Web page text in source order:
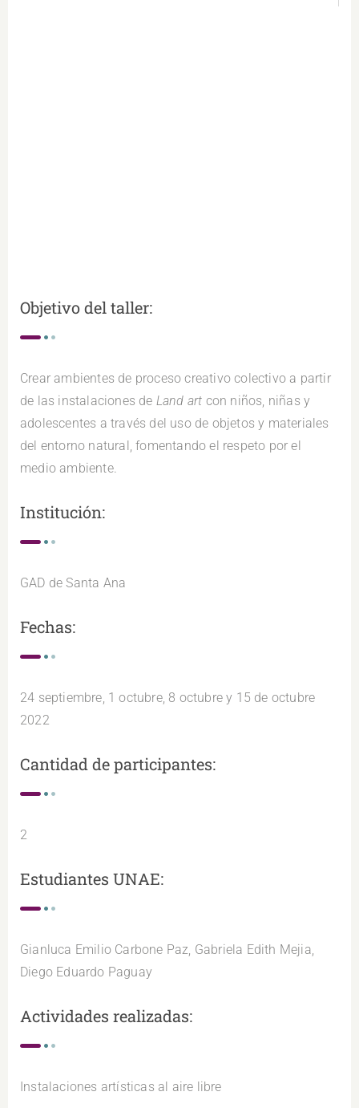
Objetivo del taller:
Crear ambientes de proceso creativo colectivo a partir
de las instalaciones de Land art con niños, niñas y
adolescentes a través del uso de objetos y materiales
del entorno natural, fomentando el respeto por el
medio ambiente.
Institución:
GAD de Santa Ana
Fechas:
24 septiembre, 1 octubre, 8 octubre y 15 de octubre
2022
Cantidad de participantes:
2
Estudiantes UNAE:
Gianluca Emilio Carbone Paz, Gabriela Edith Mejia,
Diego Eduardo Paguay
Actividades realizadas:
Instalaciones artísticas al aire libre